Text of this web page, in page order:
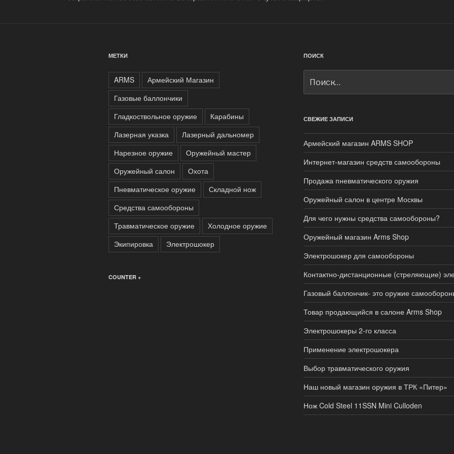
МЕТКИ
ARMS
Армейский Магазин
Газовые баллончики
Гладкоствольное оружие
Карабины
Лазерная указка
Лазерный дальномер
Нарезное оружие
Оружейный мастер
Оружейный салон
Охота
Пневматическое оружие
Складной нож
Средства самообороны
Травматическое оружие
Холодное оружие
Экипировка
Электрошокер
COUNTER +
ПОИСК
СВЕЖИЕ ЗАПИСИ
Армейский магазин ARMS SHOP
Интернет-магазин средств самообороны
Продажа пневматического оружия
Оружейный салон в центре Москвы
Для чего нужны средства самообороны?
Оружейный магазин Arms Shop
Электрошокер для самообороны
Контактно-дистанционные (стреляющие)
Газовый баллончик- это оружие
Товар продающийся в салоне Arms Shop
Электрошокеры 2-го класса
Применение электрошокера
Выбор травматического оружия
Наш новый магазин оружия в ТРК «Питер»
Нож Cold Steel 11SSN Mini Culloden